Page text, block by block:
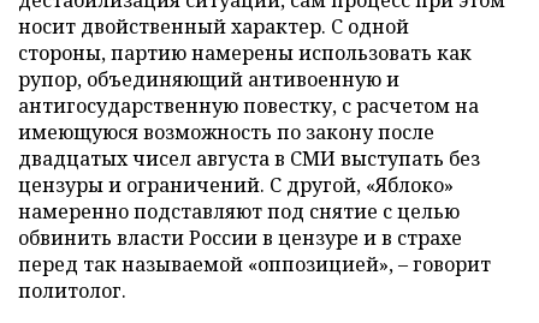
носит двойственный характер. С одной
стороны, партию намерены использовать как
рупор, объединяющий антивоенную и
антигосударственную повестку, с расчетом на
имеющуюся возможность по закону после
двадцатых чисел августа в СМИ выступать без
цензуры и ограничений. С другой, «Яблоко»
намеренно подставляют под снятие с целью
обвинить власти России в цензуре и в страхе
перед так называемой «оппозицией», – говорит
политолог.